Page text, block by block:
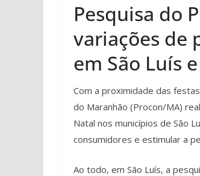
Pesquisa do
variações de
em São Luís
Com a proximidade das
do Maranhão (Procon/MA)
Natal nos municípios de São
consumidores e estimular a
Ao todo, em São Luís, a